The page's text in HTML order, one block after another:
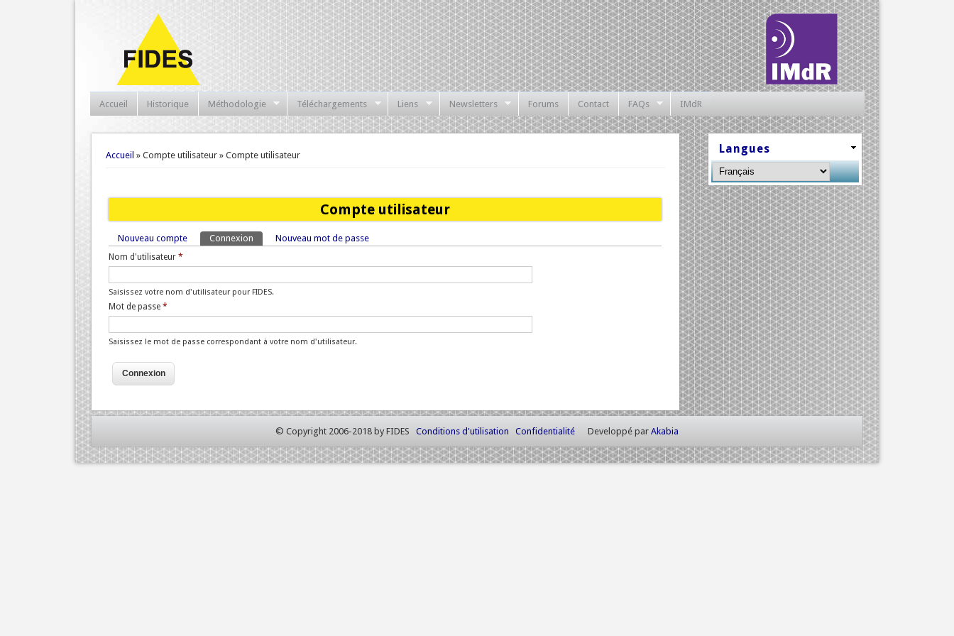
Accueil Historique Méthodologie Téléchargements Liens Newsletters Forums Contact FAQs IMdR
Vous êtes ici
Accueil » Compte utilisateur » Compte utilisateur
Compte utilisateur
Onglets principaux
Nouveau compte Connexion (onglet actif)
Nouveau mot de passe
Nom d'utilisateur*
Saisissez votre nom d'utilisateur pour FIDES.
Mot de passe*
Saisissez le mot de passe correspondant à votre nom d'utilisateur.
Langues
© Copyright 2006-2018 by FIDES Conditions d'utilisation Confidentialité Developpé par Akabia